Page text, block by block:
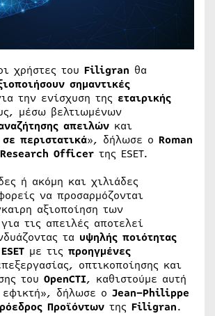
χρήστες του Filigran θα
σημαντικές
την ενίσχυση της εταιρικής
μέσω βελτιωμένων
απειλών και
περιστατικά», δήλωσε ο Roman
Research Officer της ESET.
ή ακόμη και χιλιάδες
να προσαρμόζονται
αξιοποίηση των
τις απειλές αποτελεί
τα υψηλής ποιότητας
ESET με τις προηγμένες
οπτικοποίησης και
του OpenCTI, καθιστούμε αυτή
δήλωσε ο Jean–Philippe
Προϊόντων της Filigran.